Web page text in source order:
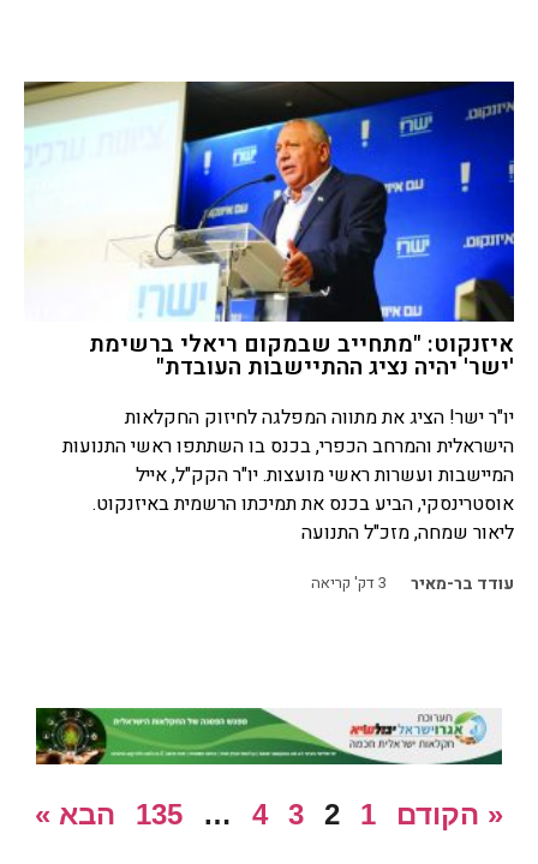
איזנקוט: "מתחייב שבמקום ריאלי ברשימת
'ישר' יהיה נציג ההתיישבות העובדת"
יו"ר ישר! הציג את מתווה המפלגה לחיזוק החקלאות
הישראלית והמרחב הכפרי, בכנס בו השתתפו ראשי התנועות
המיישבות ועשרות ראשי מועצות. יו"ר הקק"ל, אייל
אוסטרינסקי, הביע בכנס את תמיכתו הרשמית באיזנקוט.
ליאור שמחה, מזכ"ל התנועה
עודד בר-מאיר 3דק' קריאה
« הקודם 1
2
3
4
…
135 הבא »